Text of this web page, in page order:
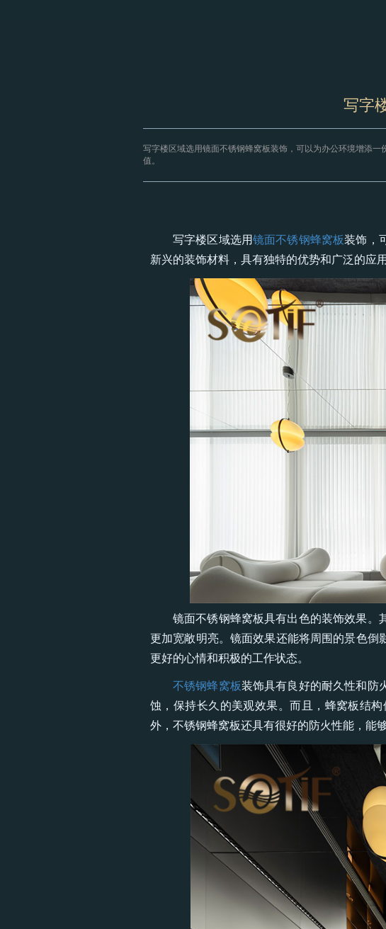
写字
写字楼区域选用镜面不锈钢蜂窝板装饰，可以为办公环境增添
值。
写字楼区域选用镜面不锈钢蜂窝板装饰，
新兴的装饰材料，具有独特的优势和广泛的应用
镜面不锈钢蜂窝板具有出色的装饰效果。
更加宽敞明亮。镜面效果还能将周围的景色倒
更好的心情和积极的工作状态。
不锈钢蜂窝板装饰具有良好的耐久性和防
蚀，保持长久的美观效果。而且，蜂窝板结
外，不锈钢蜂窝板还具有很好的防火性能，能